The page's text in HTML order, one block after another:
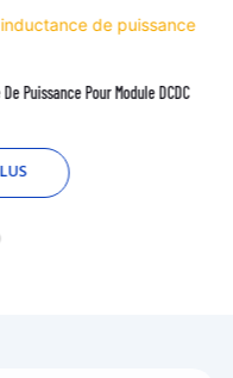
Puissance Pour Module DCDC